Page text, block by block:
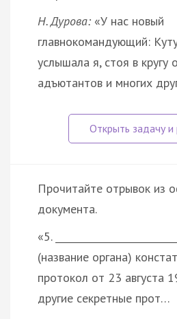
Н. Дурова: «У нас новый
главнокомандующий:
услышала я, стоя в кругу
адъютантов и многих
Прочитайте отрывок из
документа.
«5.
(название органа)
протокол от 23 августа
другие секретные прот…